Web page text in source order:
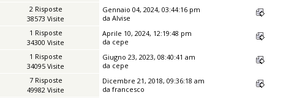
2 Risposte
38573 Visite
Gennaio 04, 2024, 03:44:16 pm
da Alvise
1 Risposte
34300 Visite
Aprile 10, 2024, 12:19:48 pm
da cepe
1 Risposte
34095 Visite
Giugno 23, 2023, 08:40:41 am
da cepe
7 Risposte
49982 Visite
Dicembre 21, 2018, 09:36:18 am
da francesco